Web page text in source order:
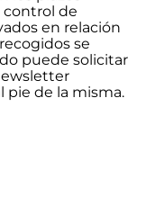
control de
en relación
se
puede solicitar
pie de la misma.